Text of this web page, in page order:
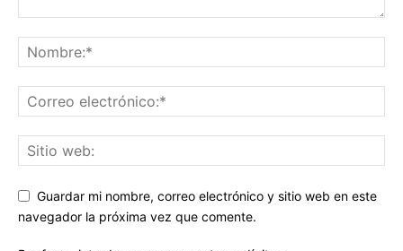
Guardar mi nombre, correo electrónico y sitio web en este
navegador la próxima vez que comente.